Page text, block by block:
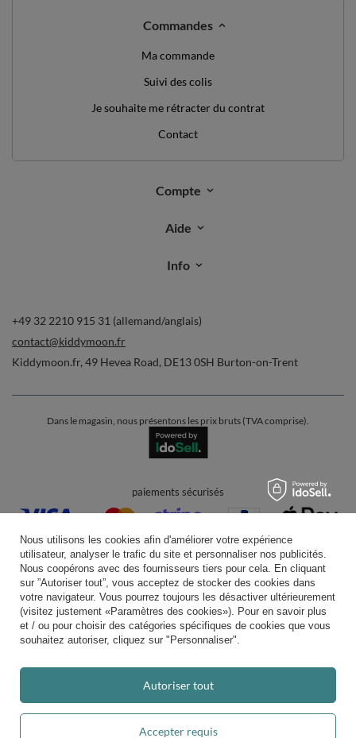
Commandes
Ma commande
Suivi des colis
Je souhaite me rétracter du contrat
Contact
Compte
Aide
Info
+49 32 2210 915 31 (allemand/anglais)
contact@kiddymoon.fr
Kiddymoon.fr, 49 Hevea Road, DE13 0SH Burton-on-Trent
Dans le magasin, nous présentons les prix bruts (TVA comprise).
paiements sécurisés
livraison pratique
vous pouvez nous faire confiance
Nous utilisons les cookies afin d'améliorer votre expérience
utilisateur, analyser le trafic du site et personnaliser nos publicités.
Nous coopérons avec des fournisseurs tiers pour cela. En cliquant
sur ”Autoriser tout”, vous acceptez de stocker des cookies dans
votre navigateur. Vous pourrez toujours les désactiver ultérieurement
(visitez justement «Paramètres des cookies»). Pour en savoir plus
et / ou pour choisir des catégories spécifiques de cookies que vous
souhaitez autoriser, cliquez sur "Personnaliser".
Accepter requis
Autoriser tout